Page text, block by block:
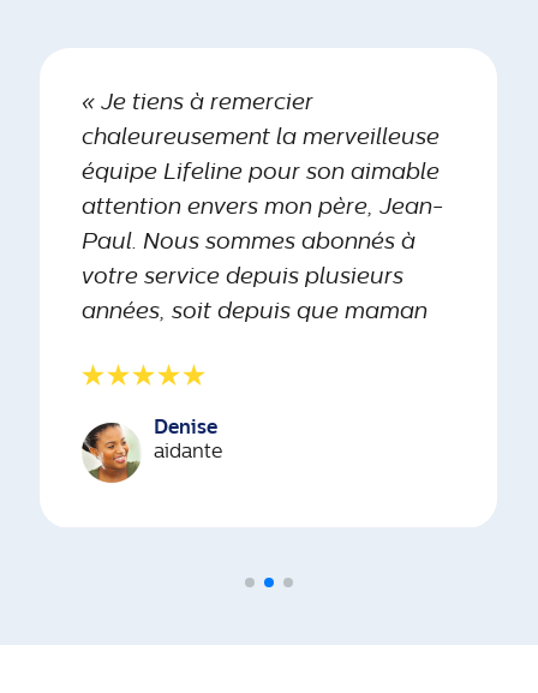
« Je tiens à remercier
chaleureusement la merveilleuse
équipe Lifeline pour son aimable
attention envers mon père, Jean-
Paul. Nous sommes abonnés à
votre service depuis plusieurs
années, soit depuis que maman
remercions très sincèrement. »
Denise
aidante